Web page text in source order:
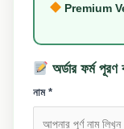
Premium
অর্ডার ফর্ম
নাম *